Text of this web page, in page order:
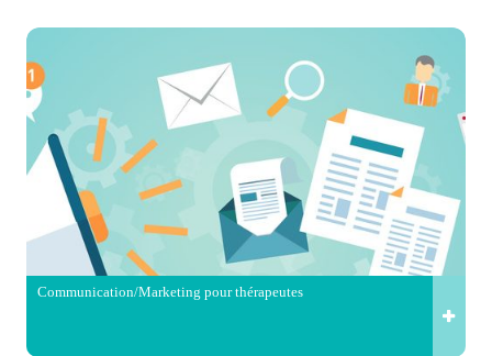
Communication/Marketing pour thérapeutes